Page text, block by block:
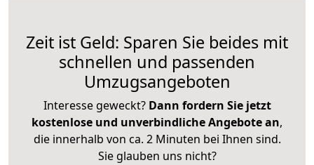
Zeit ist Geld: Sparen Sie beides mit
schnellen und passenden
Umzugsangeboten
Interesse geweckt? Dann fordern Sie jetzt
kostenlose und unverbindliche Angebote an,
die innerhalb von ca. 2 Minuten bei Ihnen sind.
Sie glauben uns nicht?